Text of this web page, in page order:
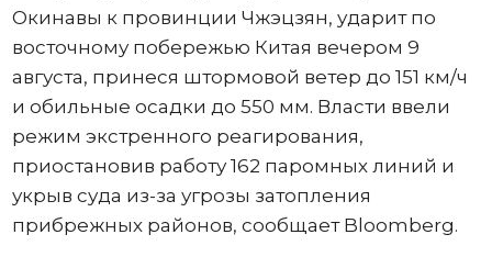
Окинавы к провинции Чжэцзян, ударит по
восточному побережью Китая вечером 9
августа, принеся штормовой ветер до 151 км/ч
и обильные осадки до 550 мм. Власти ввели
режим экстренного реагирования,
приостановив работу 162 паромных линий и
укрыв суда из-за угрозы затопления
прибрежных районов, сообщает Bloomberg.